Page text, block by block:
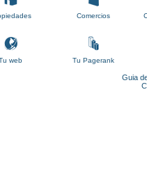
Comercios
web Tu Pagerank
Guia